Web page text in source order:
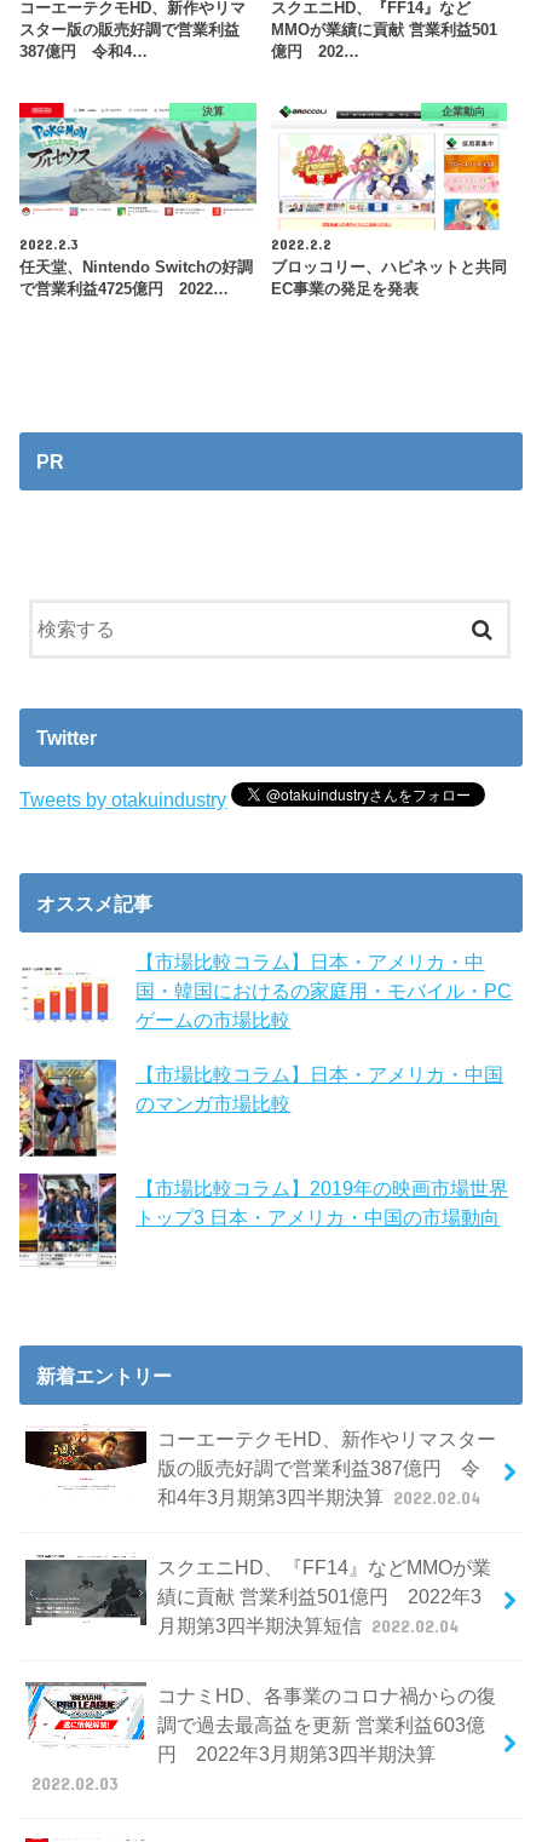
コーエーテクモHD、新作やリマ
スター版の販売好調で営業利益
387億円 令和4…
スクエニHD、『FF14』など
MMOが業績に貢献 営業利益501
億円 202…
決算
2022.2.3
任天堂、Nintendo Switchの好調
で営業利益4725億円 2022…
企業動向
2022.2.2
ブロッコリー、ハピネットと共同
EC事業の発足を発表
PR
Twitter
Tweets by otakuindustry
オススメ記事
【市場比較コラム】日本・アメリカ・中
国・韓国におけるの家庭用・モバイル・PC
ゲームの市場比較
【市場比較コラム】日本・アメリカ・中国
のマンガ市場比較
【市場比較コラム】2019年の映画市場世界
トップ3 日本・アメリカ・中国の市場動向
新着エントリー
コーエーテクモHD、新作やリマスター
版の販売好調で営業利益387億円 令
和4年3月期第3四半期決算 2022.02.04
スクエニHD、『FF14』などMMOが業
績に貢献 営業利益501億円 2022年3
月期第3四半期決算短信 2022.02.04
コナミHD、各事業のコロナ禍からの復
調で過去最高益を更新 営業利益603億
円 2022年3月期第3四半期決算
2022.02.03